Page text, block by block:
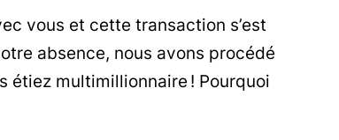
vous et cette transaction s’est
absence, nous avons procédé
étiez multimillionnaire ! Pourquoi